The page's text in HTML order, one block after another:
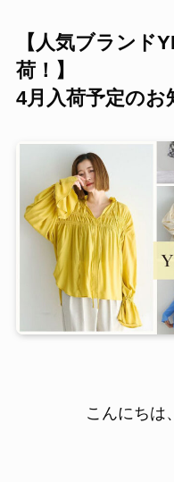
【人気ブランド
荷！】
4月入荷予定のお
こんにちは